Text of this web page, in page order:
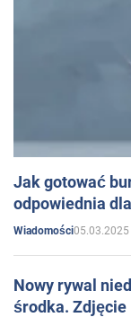
Jak gotować
odpowiednia
Wiadomości05.03.2025
Nowy rywal
środka. Zdjęcie